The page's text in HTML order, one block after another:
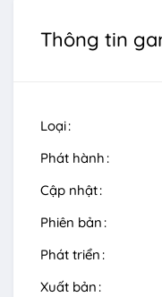
Thông tin
Loại
Phát hành
Cập nhật
Phiên bản
Phát triển
Xuất bản